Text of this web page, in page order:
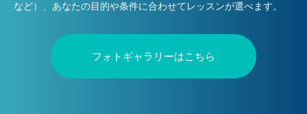
など）、あなたの目的や条件に合わせてレッスンが選べます。
フォトギャラリーはこちら